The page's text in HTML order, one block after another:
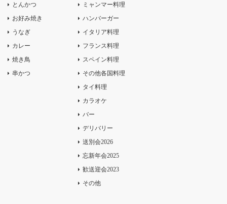
とんかつ
お好み焼き
うなぎ
カレー
焼き鳥
串かつ
ミャンマー料理
ハンバーガー
イタリア料理
フランス料理
スペイン料理
その他各国料理
タイ料理
カラオケ
バー
デリバリー
送別会2026
忘新年会2025
歓送迎会2023
その他